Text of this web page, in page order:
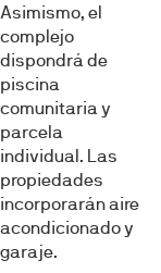
Asimismo, el
complejo
dispondrá de
piscina
comunitaria y
parcela
individual. Las
propiedades
incorporarán aire
acondicionado y
garaje.